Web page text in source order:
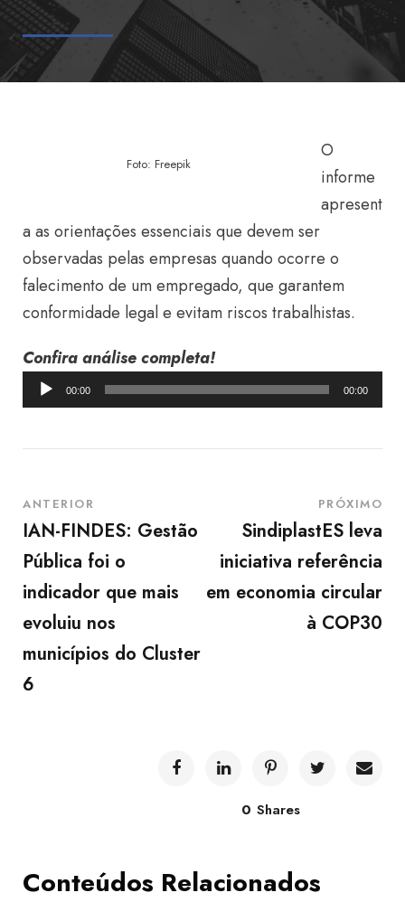
Foto: Freepik
O
informe
apresent
a as orientações essenciais que devem ser
observadas pelas empresas quando ocorre o
falecimento de um empregado, que garantem
conformidade legal e evitam riscos trabalhistas.
Confira análise completa!
o
o
d
e
á
u
d
00:00 00:00
ANTERIOR
IAN-FINDES: Gestão
Pública foi o
indicador que mais
evoluiu nos
municípios do Cluster
6
PRÓXIMO
SindiplastES leva
iniciativa referência
em economia circular
à COP30
0 Shares
Conteúdos Relacionados